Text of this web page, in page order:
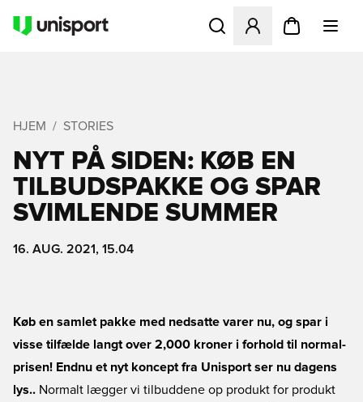
Åbner en Modal til at
HJEM STORIES
NYT PÅ SIDEN: KØB EN
TILBUDSPAKKE OG SPAR
SVIMLENDE SUMMER
16. AUG. 2021, 15.04
Køb en samlet pakke med nedsatte varer nu, og spar i
visse tilfælde langt over 2,000 kroner i forhold til normal-
prisen! Endnu et nyt koncept fra Unisport ser nu dagens
lys.. Normalt lægger vi tilbuddene op produkt for produkt